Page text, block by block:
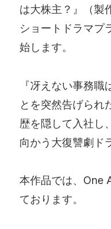
は大株主？』（製
ショートドラマプ
始します。
『冴えない事務
とを突然告げられ
歴を隠して入社し
向かう大復讐劇ド
本作品では、One
ております。